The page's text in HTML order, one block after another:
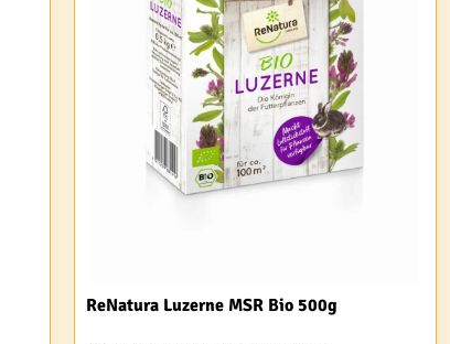
ReNatura Luzerne MSR Bio 500g